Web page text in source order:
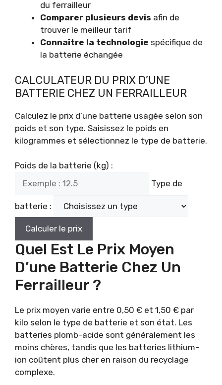
du ferrailleur
Comparer plusieurs devis afin de
trouver le meilleur tarif
Connaître la technologie spécifique de
la batterie échangée
CALCULATEUR DU PRIX D’UNE
BATTERIE CHEZ UN FERRAILLEUR
Calculez le prix d’une batterie usagée selon son
poids et son type. Saisissez le poids en
kilogrammes et sélectionnez le type de batterie.
Poids de la batterie (kg) :
Type de
batterie :
Calculer le prix
Quel Est Le Prix Moyen
D’une Batterie Chez Un
Ferrailleur ?
Le prix moyen varie entre 0,50 € et 1,50 € par
kilo selon le type de batterie et son état. Les
batteries plomb-acide sont généralement les
moins chères, tandis que les batteries lithium-
ion coûtent plus cher en raison du recyclage
complexe.